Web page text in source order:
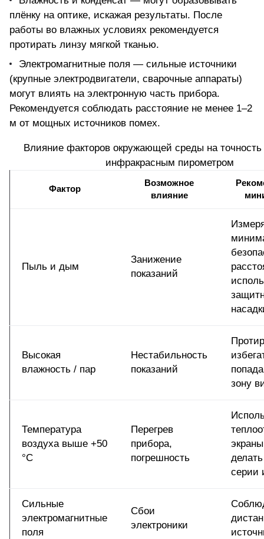
плёнку на оптике, искажая результаты. После
работы во влажных условиях рекомендуется
протирать линзу мягкой тканью.
Электромагнитные поля — сильные источники
(крупные электродвигатели, сварочные аппараты)
могут влиять на электронную часть прибора.
Рекомендуется соблюдать расстояние не менее 1–2
м от мощных источников помех.
Влияние факторов окружающей среды на
инфракрасным пирометром
Фактор
Возможное
влияние
Пыль и дым
Занижение
показаний
Высокая
влажность / пар
Нестабильность
показаний
зону
Температура
воздуха выше +50
°C
Перегрев
прибора,
погрешность
серии
Сильные
электромагнитные
поля
Сбои
электроники